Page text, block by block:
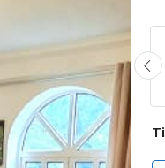
Ago
16
Ago